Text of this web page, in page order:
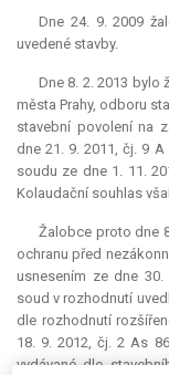
Dne 24. 9. 2009
uvedené stavby.
Dne 8. 2. 2013
města Prahy, odboru
stavební povolení na
dne 21. 9. 2011, čj. 9
soudu ze dne 1. 11.
Kolaudační souhlas
Žalobce proto dne
ochranu před
usnesením ze dne
soud v rozhodnutí
dle rozhodnutí
18. 9. 2012, čj. 2 As
vydávané dle